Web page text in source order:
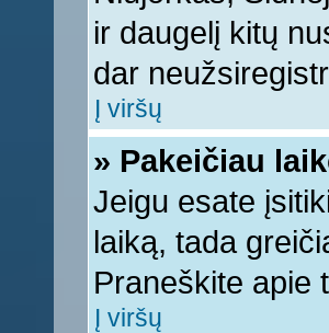
ir daugelį kitų
dar
Į viršų
» Pakeičiau
Jeigu esate
laiką, tada
Praneškite apie
Į viršų